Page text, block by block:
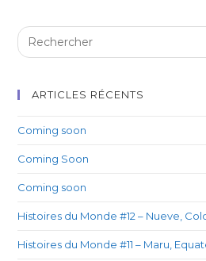
ARTICLES RÉCENTS
Coming soon
Coming Soon
Coming soon
Histoires du Monde #12 – Nueve,
Histoires du Monde #11 – Maru,